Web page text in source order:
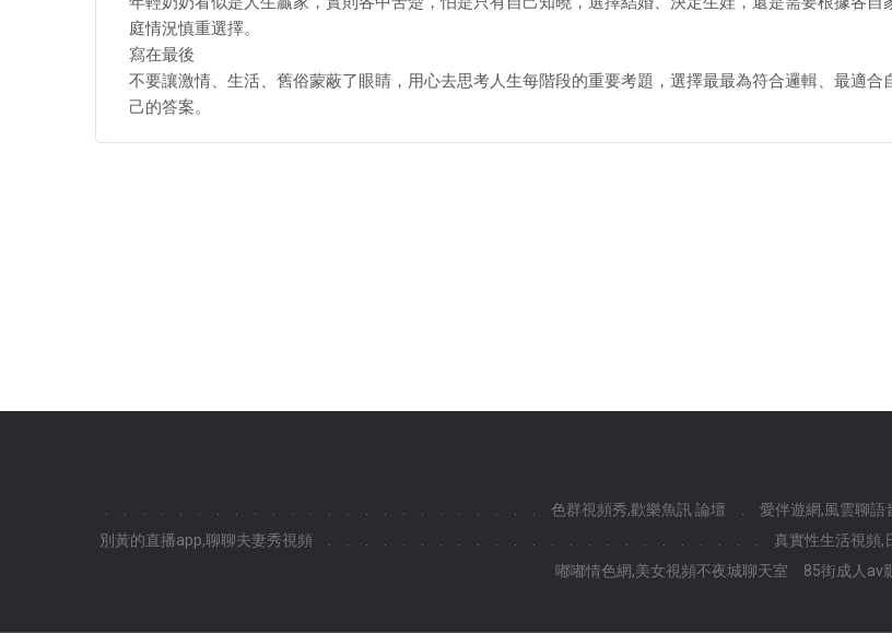
庭情況慎重選擇。
寫在最後
不要讓激情、生活、舊俗蒙蔽了眼睛，用心去思考人生每階段的重要考題，選擇最最為符合邏輯、最適合
己的答案。
色群視頻秀,歡樂魚訊 論壇 愛伴遊網,風雲聊語
別黃的直播app,聊聊夫妻秀視頻
真實性生活視頻,
嘟嘟情色網,美女視頻不夜城聊天室
85街成人av